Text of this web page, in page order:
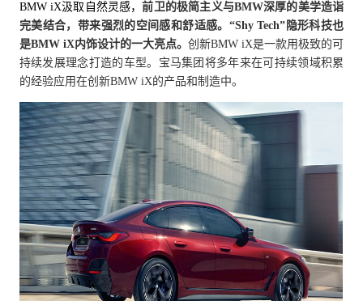
BMW iX汲取自然灵感，前卫的极简主义与BMW深厚的美学造诣
完美结合，带来强烈的空间感和舒适感。 “Shy Tech” 隐形科技也
是BMW iX内饰设计的一大亮点。创新BMW iX是一款用极致的可
持续发展理念打造的车型。宝马集团将多年来在可持续领域积累
的经验应用在创新BMW iX的产品和制造中。